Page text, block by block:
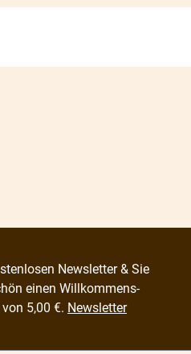
Newsletter & Sie
einen Willkommens-
5,00 €. Newsletter